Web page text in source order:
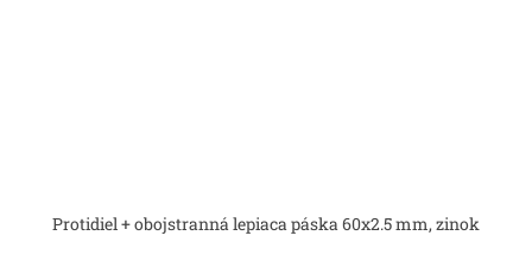
Protidiel + obojstranná lepiaca páska 60x2.5 mm, zinok